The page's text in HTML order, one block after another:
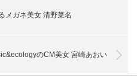
メガネ美女 清野菜名
のCM美女 宮崎あおい